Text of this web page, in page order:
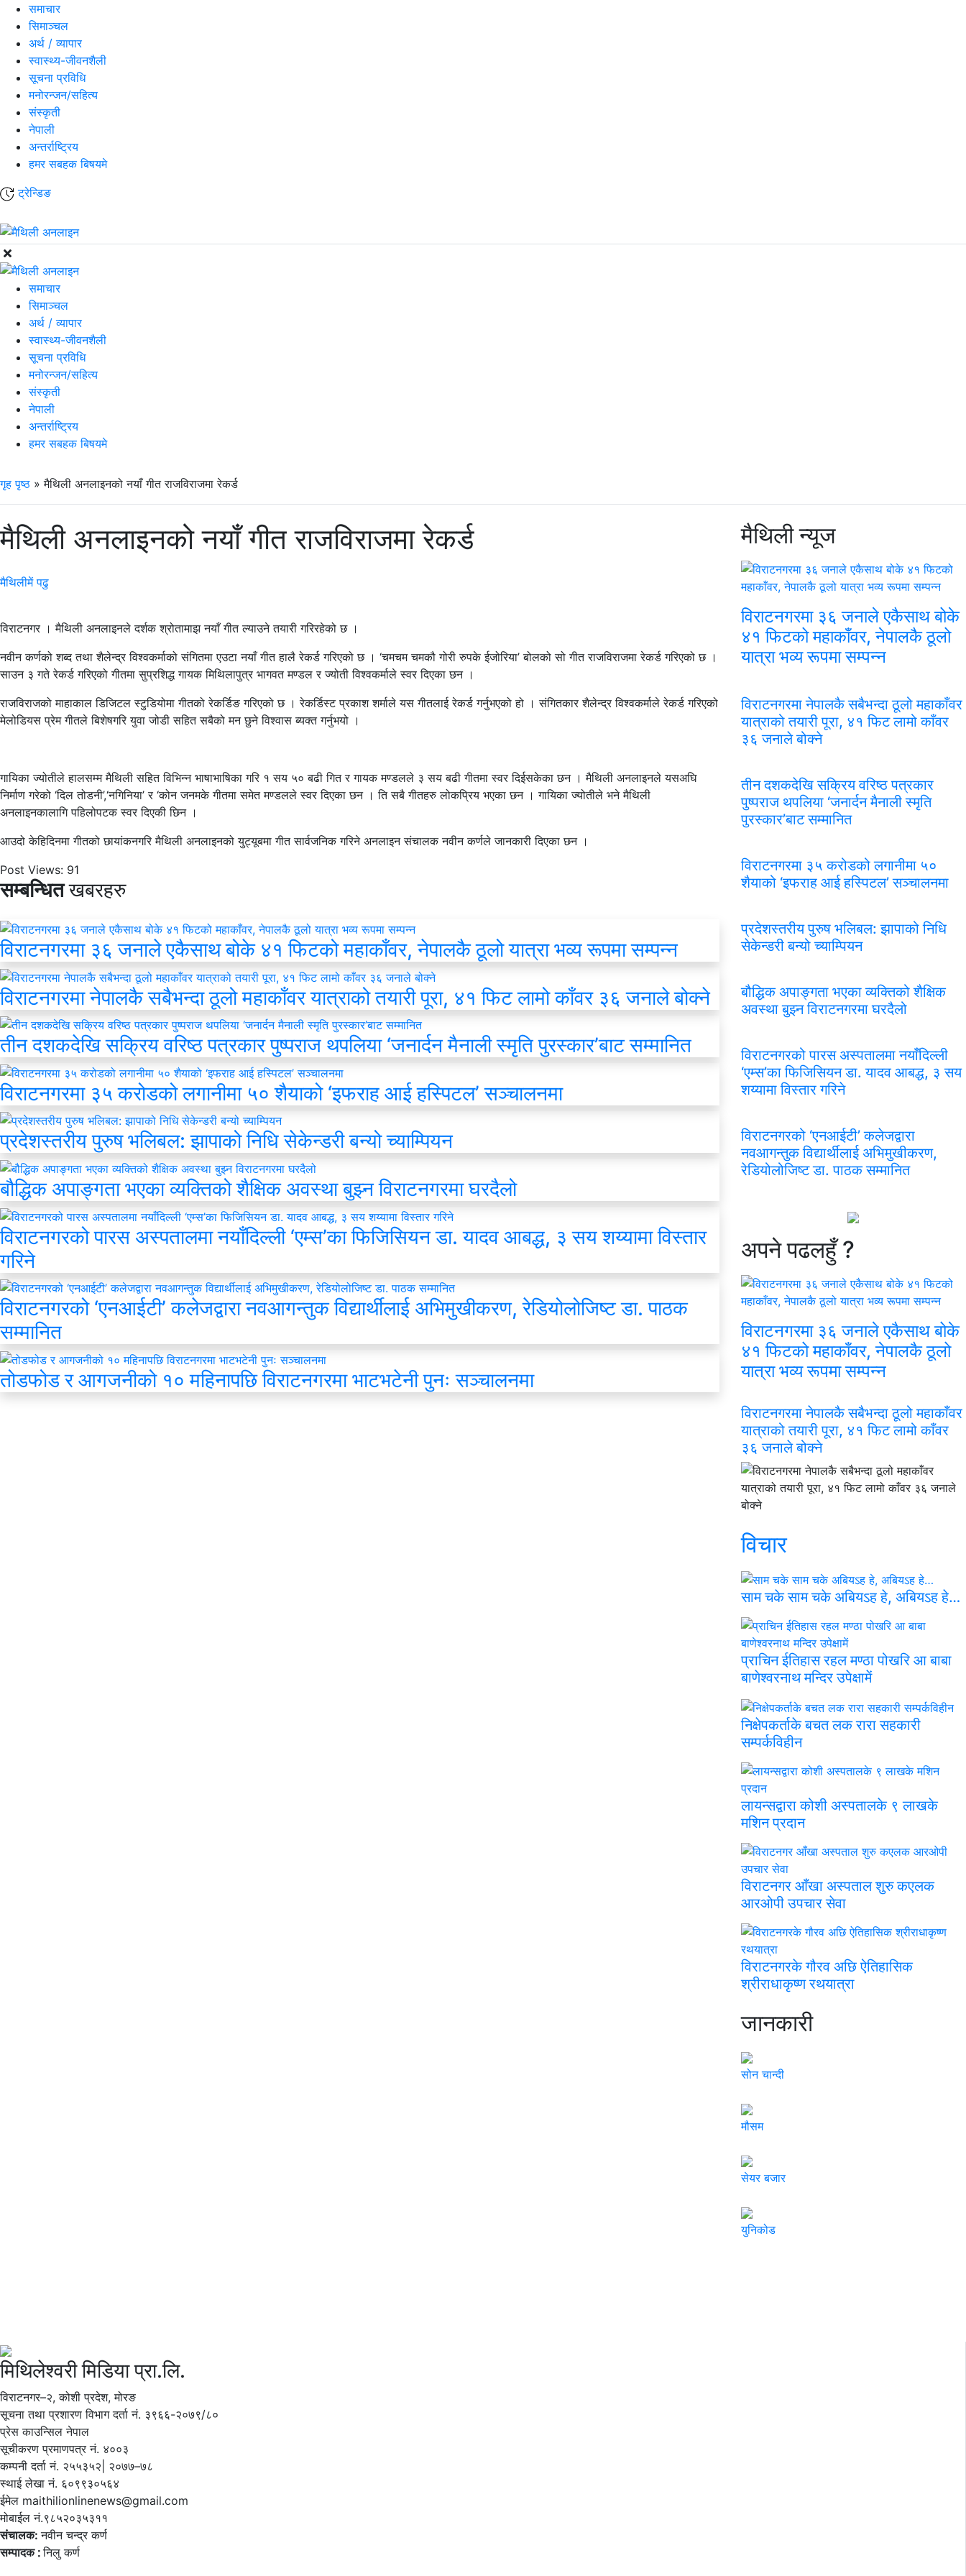
समाचार
सिमाञ्चल
अर्थ / व्यापार
स्वास्थ्य-जीवनशैली
सूचना प्रविधि
मनोरन्जन/सहित्य
संस्कृती
नेपाली
अन्तर्राष्ट्रिय
हमर सबहक बिषयमे
ट्रेन्डिङ
समाचार
सिमाञ्चल
अर्थ / व्यापार
स्वास्थ्य-जीवनशैली
सूचना प्रविधि
मनोरन्जन/सहित्य
संस्कृती
नेपाली
अन्तर्राष्ट्रिय
हमर सबहक बिषयमे
गृह पृष्ठ »मैथिली अनलाइनको नयाँ गीत राजविराजमा रेकर्ड
मैथिली अनलाइनको नयाँ गीत राजविराजमा रेकर्ड
मैथिलीमें पढु
विराटनगर । मैथिली अनलाइनले दर्शक श्रोतामाझ नयाँ गीत ल्याउने तयारी गरिरहेको छ ।
नवीन कर्णको शब्द तथा शैलेन्द्र विश्वकर्माको संगितमा एउटा नयाँ गीत हालै रेकर्ड गरिएको छ । ‘चमचम चमकौ गोरी रुपके ईजोरिया’ बोलको सो गीत राजविराजमा रेकर्ड गरिएको छ ।
साउन ३ गते रेकर्ड गरिएको गीतमा सुप्रशिद्ध गायक मिथिलापुत्र भागवत मण्डल र ज्योती विश्वकर्माले स्वर दिएका छन ।
राजविराजको माहाकाल डिजिटल स्टुडियोमा गीतको रेकर्डिङ गरिएको छ । रेकर्डिस्ट प्रकाश शर्माले यस गीतलाई रेकर्ड गर्नुभएको हो । संगितकार शैलेन्द्र विश्वकर्माले रेकर्ड गरिएको
मेलोडियस प्रेम गीतले बिशेषगरि युवा जोडी सहित सबैको मन छुने विश्वास ब्यक्त गर्नुभयो ।
गायिका ज्योतीले हालसम्म मैथिली सहित विभिन्न भाषाभाषिका गरि १ सय ५० बढी गित र गायक मण्डलले ३ सय बढी गीतमा स्वर दिईसकेका छन । मैथिली अनलाइनले यसअघि
निर्माण गरेको ‘दिल तोडनी’,‘नगिनिया’ र ‘कोन जनमके गीतमा समेत मण्डलले स्वर दिएका छन । ति सबै गीतहरु लोकप्रिय भएका छन । गायिका ज्योतीले भने मैथिली
अनलाइनकालागि पहिलोपटक स्वर दिएकी छिन ।
आउदो केहिदिनमा गीतको छायांकनगरि मैथिली अनलाइनको युट्यूबमा गीत सार्वजनिक गरिने अनलाइन संचालक नवीन कर्णले जानकारी दिएका छन ।
Post Views: 91
सम्बन्धितखबरहरु
विराटनगरमा ३६ जनाले एकैसाथ बोके ४१ फिटको महाकाँवर, नेपालकै ठूलो यात्रा भव्य रूपमा सम्पन्न
विराटनगरमा नेपालकै सबैभन्दा ठूलो महाकाँवर यात्राको तयारी पूरा, ४१ फिट लामो काँवर ३६ जनाले बोक्ने
तीन दशकदेखि सक्रिय वरिष्ठ पत्रकार पुष्पराज थपलिया ‘जनार्दन मैनाली स्मृति पुरस्कार’बाट सम्मानित
विराटनगरमा ३५ करोडको लगानीमा ५० शैयाको ‘इफराह आई हस्पिटल’ सञ्चालनमा
प्रदेशस्तरीय पुरुष भलिबल: झापाको निधि सेकेन्डरी बन्यो च्याम्पियन
बौद्धिक अपाङ्गता भएका व्यक्तिको शैक्षिक अवस्था बुझ्न विराटनगरमा घरदैलो
विराटनगरको पारस अस्पतालमा नयाँदिल्ली ‘एम्स’का फिजिसियन डा. यादव आबद्ध, ३ सय शय्यामा विस्तार
गरिने
विराटनगरको ‘एनआईटी’ कलेजद्वारा नवआगन्तुक विद्यार्थीलाई अभिमुखीकरण, रेडियोलोजिष्ट डा. पाठक
सम्मानित
तोडफोड र आगजनीको १० महिनापछि विराटनगरमा भाटभटेनी पुनः सञ्चालनमा
मैथिलीन्यूज
विराटनगरमा ३६ जनाले एकैसाथ बोके
४१ फिटको महाकाँवर, नेपालकै ठूलो
यात्रा भव्य रूपमा सम्पन्न
विराटनगरमा नेपालकै सबैभन्दा ठूलो महाकाँवर
यात्राको तयारी पूरा, ४१ फिट लामो काँवर
३६ जनाले बोक्ने
तीन दशकदेखि सक्रिय वरिष्ठ पत्रकार
पुष्पराज थपलिया ‘जनार्दन मैनाली स्मृति
पुरस्कार’बाट सम्मानित
विराटनगरमा ३५ करोडको लगानीमा ५०
शैयाको ‘इफराह आई हस्पिटल’ सञ्चालनमा
प्रदेशस्तरीय पुरुष भलिबल: झापाको निधि
सेकेन्डरी बन्यो च्याम्पियन
बौद्धिक अपाङ्गता भएका व्यक्तिको शैक्षिक
अवस्था बुझ्न विराटनगरमा घरदैलो
विराटनगरको पारस अस्पतालमा नयाँदिल्ली
‘एम्स’का फिजिसियन डा. यादव आबद्ध, ३ सय
शय्यामा विस्तार गरिने
विराटनगरको ‘एनआईटी’ कलेजद्वारा
नवआगन्तुक विद्यार्थीलाई अभिमुखीकरण,
रेडियोलोजिष्ट डा. पाठक सम्मानित
अपनेपढलहुँ ?
विराटनगरमा ३६ जनाले एकैसाथ बोके
४१ फिटको महाकाँवर, नेपालकै ठूलो
यात्रा भव्य रूपमा सम्पन्न
विराटनगरमा नेपालकै सबैभन्दा ठूलो महाकाँवर
यात्राको तयारी पूरा, ४१ फिट लामो काँवर
३६ जनाले बोक्ने
विचार
साम चके साम चके अबियऽह हे, अबियऽह हे…
प्राचिन ईतिहास रहल मण्ठा पोखरि आ बाबा
बाणेश्वरनाथ मन्दिर उपेक्षामें
निक्षेपकर्ताके बचत लक रारा सहकारी
सम्पर्कविहीन
लायन्सद्वारा कोशी अस्पतालके ९ लाखके
मशिन प्रदान
विराटनगर आँखा अस्पताल शुरु कएलक
आरओपी उपचार सेवा
विराटनगरके गौरव अछि ऐतिहासिक
श्रीराधाकृष्ण रथयात्रा
जानकारी
सोन चान्दी
मौसम
सेयर बजार
युनिकोड
मिथिलेश्वरी मिडिया प्रा.लि.
विराटनगर–२, कोशी प्रदेश, मोरङ
सूचना तथा प्रशारण विभाग दर्ता नं. ३९६६-२०७९/८०
प्रेस काउन्सिल नेपाल
सूचीकरण प्रमाणपत्र नं. ४००३
कम्पनी दर्ता नं. २५५३५२| २०७७–७८
स्थाई लेखा नं. ६०९९३०५६४
ईमेल maithilionlinenews@gmail.com
मोबाईल नं.९८५२०३५३११
संचालक:नवीन चन्द्र कर्ण
सम्पादक ∶निलु कर्ण